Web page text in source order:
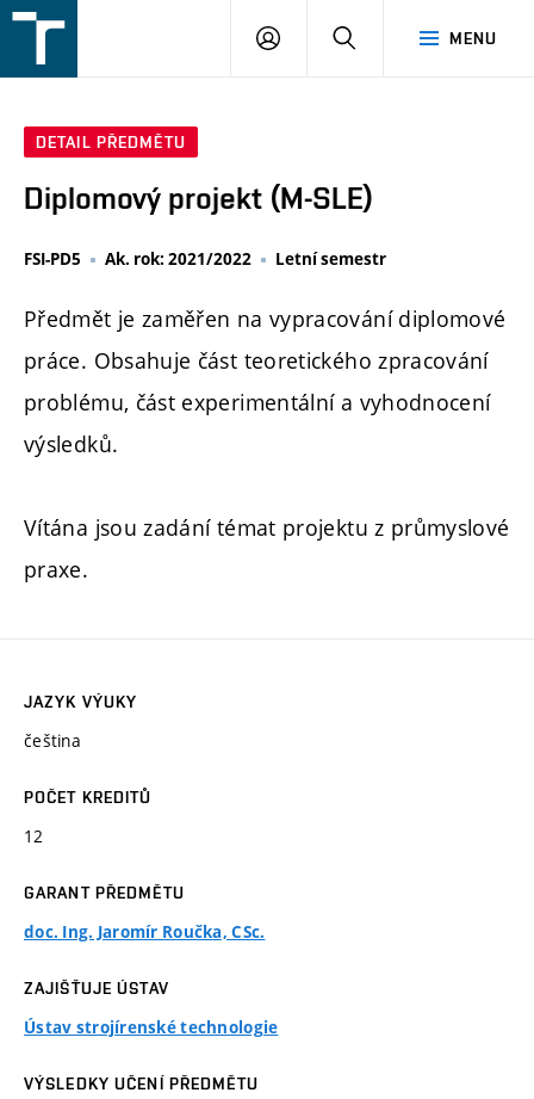
v
MENU
PŘIHLÁŠENÍ
DETAIL PŘEDMĚTU
Diplomový projekt (M-SLE)
FSI-PD5 Ak. rok: 2021/2022 Letní semestr
Předmět je zaměřen na vypracování diplomové
práce. Obsahuje část teoretického zpracování
problému, část experimentální a vyhodnocení
výsledků.
Vítána jsou zadání témat projektu z průmyslové
praxe.
JAZYK VÝUKY
čeština
POČET KREDITŮ
12
GARANT PŘEDMĚTU
doc. Ing. Jaromír Roučka, CSc.
ZAJIŠŤUJE ÚSTAV
Ústav strojírenské technologie
VÝSLEDKY UČENÍ PŘEDMĚTU